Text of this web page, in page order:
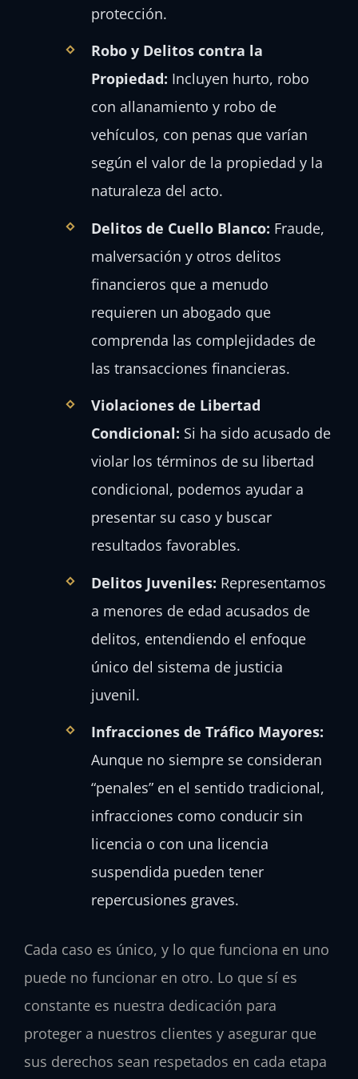
protección.
Robo y Delitos contra la
Propiedad: Incluyen hurto, robo
con allanamiento y robo de
vehículos, con penas que varían
según el valor de la propiedad y la
naturaleza del acto.
Delitos de Cuello Blanco: Fraude,
malversación y otros delitos
financieros que a menudo
requieren un abogado que
comprenda las complejidades de
las transacciones financieras.
Violaciones de Libertad
Condicional: Si ha sido acusado de
violar los términos de su libertad
condicional, podemos ayudar a
presentar su caso y buscar
resultados favorables.
Delitos Juveniles: Representamos
a menores de edad acusados de
delitos, entendiendo el enfoque
único del sistema de justicia
juvenil.
Infracciones de Tráfico Mayores:
Aunque no siempre se consideran
“penales” en el sentido tradicional,
infracciones como conducir sin
licencia o con una licencia
suspendida pueden tener
repercusiones graves.
Cada caso es único, y lo que funciona en uno
puede no funcionar en otro. Lo que sí es
constante es nuestra dedicación para
proteger a nuestros clientes y asegurar que
sus derechos sean respetados en cada etapa